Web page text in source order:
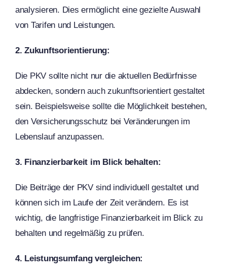
analysieren. Dies ermöglicht eine gezielte Auswahl
von Tarifen und Leistungen.
2. Zukunftsorientierung:
Die PKV sollte nicht nur die aktuellen Bedürfnisse
abdecken, sondern auch zukunftsorientiert gestaltet
sein. Beispielsweise sollte die Möglichkeit bestehen,
den Versicherungsschutz bei Veränderungen im
Lebenslauf anzupassen.
3. Finanzierbarkeit im Blick behalten:
Die Beiträge der PKV sind individuell gestaltet und
können sich im Laufe der Zeit verändern. Es ist
wichtig, die langfristige Finanzierbarkeit im Blick zu
behalten und regelmäßig zu prüfen.
4. Leistungsumfang vergleichen: